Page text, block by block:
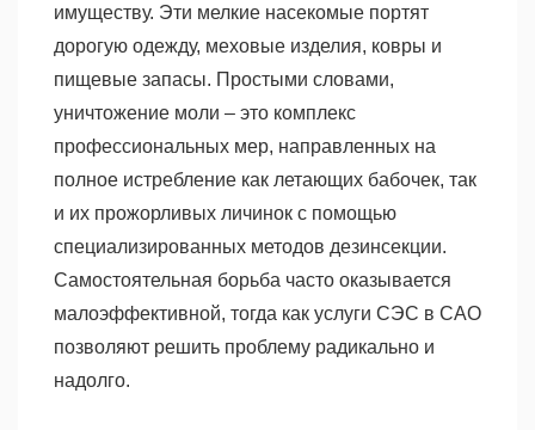
имуществу. Эти мелкие насекомые портят
дорогую одежду, меховые изделия, ковры и
пищевые запасы. Простыми словами,
уничтожение моли – это комплекс
профессиональных мер, направленных на
полное истребление как летающих бабочек, так
и их прожорливых личинок с помощью
специализированных методов дезинсекции.
Самостоятельная борьба часто оказывается
малоэффективной, тогда как услуги СЭС в САО
позволяют решить проблему радикально и
надолго.